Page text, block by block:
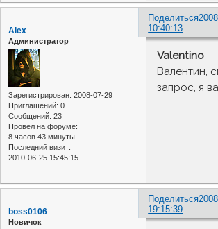
Поделиться
10:40:13
Alex
Администратор
Зарегистрирован: 2008-07-29
Приглашений: 0
Сообщений: 23
Провел на форуме:
8 часов 43 минуты
Последний визит:
2010-06-25 15:45:15
Valentino
Валентин,
запрос, я
Поделиться
19:15:39
boss0106
Новичок